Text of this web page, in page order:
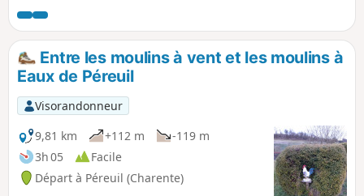
Entre les moulins à vent et les moulins à
Eaux de Péreuil
Visorandonneur
9,81 km
+112 m
-119 m
3h 05
Facile
Départ à Péreuil (Charente)